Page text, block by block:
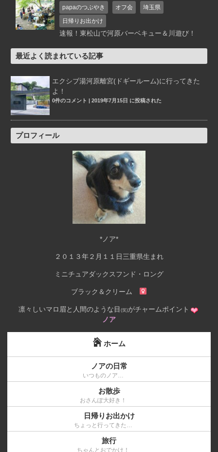
papaのつぶやき オフ会
埼玉県
日帰りお出かけ
速報！東松山で河原バーベキュー＆川遊び！
最近よく読まれている記事
エクシブ湯河原離宮(ドギールーム)に行ってきた
よ！
0件のコメント |2019年7月15日 に投稿された
プロフィール
*ノア*
２０１３年２月１１日三重県生まれ
ミニチュアダックスフンド・ロング
ブラック＆クリーム
凛々しいマロ眉と人間のような目 (笑)がチャームポイント
ノア
ホーム
ノアの日常
いつものノア…
お散歩
おさんぽ大好き！
日帰りお出かけ
ちょっと行ってきた…
旅行
ちゃんとおでかけ！